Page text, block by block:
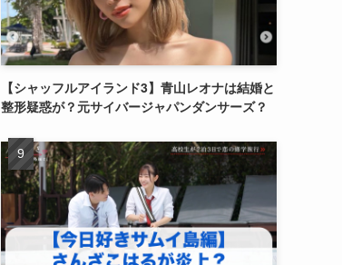
【シャッフルアイランド3】青山レオナは結婚と
整形疑惑が？元サイバージャパンダンサーズ？